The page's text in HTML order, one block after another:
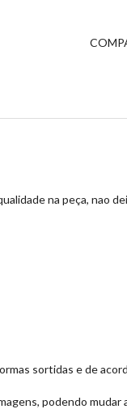
na peça, nao
sortidas e de
podendo